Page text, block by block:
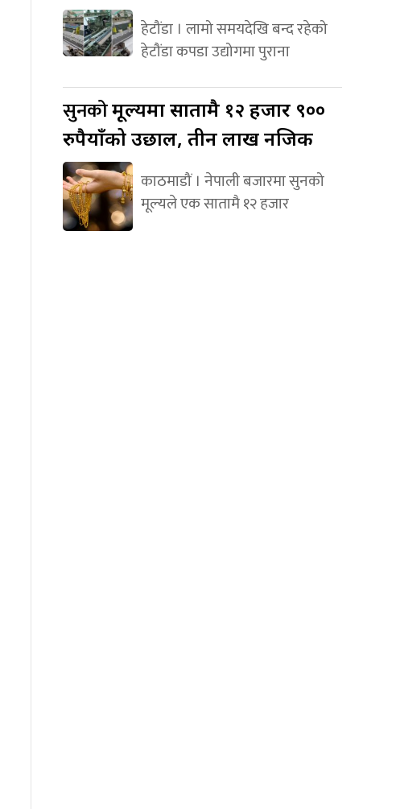
हेटौंडा । लामो समयदेखि बन्द रहेको
हेटौंडा कपडा उद्योगमा पुराना
सुनकोमूल्यमा सातामै १२ हजार ९००
रुपैयाँको उछाल, तीन लाख नजिक
काठमाडौं । नेपाली बजारमा सुनको
मूल्यले एक सातामै १२ हजार